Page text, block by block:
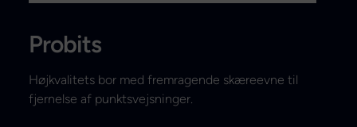
Probits
Højkvalitets bor med fremragende skæreevne til
fjernelse af punktsvejsninger.